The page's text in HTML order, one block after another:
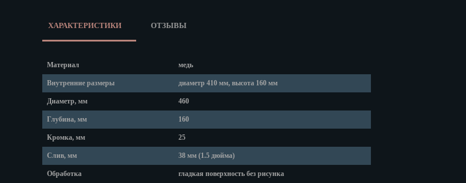
Майкоп
Нальчик
Нарьян-Мар
Ниж. Новгород
ХАРАКТЕРИСТИКИ ОТЗЫВЫ
Материал медь
Внутренние размеры диаметр 410 мм, высота 160 мм
Диаметр, мм 460
Глубина, мм 160
Кромка, мм 25
Слив, мм 38 мм (1.5 дюйма)
Обработка гладкая поверхность без рисунка